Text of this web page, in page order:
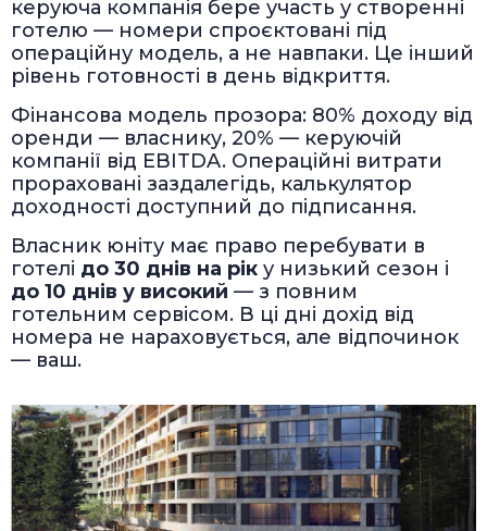
керуюча компанія бере участь у створенні
готелю — номери спроєктовані під
операційну модель, а не навпаки. Це інший
рівень готовності в день відкриття.
Фінансова модель прозора: 80% доходу від
оренди — власнику, 20% — керуючій
компанії від EBITDA. Операційні витрати
прораховані заздалегідь, калькулятор
доходності доступний до підписання.
Власник юніту має право перебувати в
готелі до 30 днів на рік у низький сезон і
до 10 днів у високий — з повним
готельним сервісом. В ці дні дохід від
номера не нараховується, але відпочинок
— ваш.